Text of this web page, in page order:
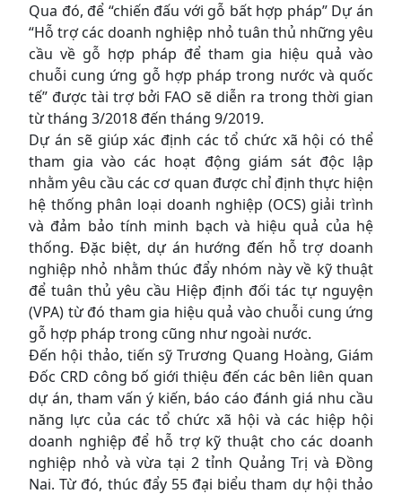
Qua đó, để “chiến đấu với gỗ bất hợp pháp” Dự án
“Hỗ trợ các doanh nghiệp nhỏ tuân thủ những yêu
cầu về gỗ hợp pháp để tham gia hiệu quả vào
chuỗi cung ứng gỗ hợp pháp trong nước và quốc
tế” được tài trợ bởi FAO sẽ diễn ra trong thời gian
từ tháng 3/2018 đến tháng 9/2019.
Dự án sẽ giúp xác định các tổ chức xã hội có thể
tham gia vào các hoạt động giám sát độc lập
nhằm yêu cầu các cơ quan được chỉ định thực hiện
hệ thống phân loại doanh nghiệp (OCS) giải trình
và đảm bảo tính minh bạch và hiệu quả của hệ
thống. Đặc biệt, dự án hướng đến hỗ trợ doanh
nghiệp nhỏ nhằm thúc đẩy nhóm này về kỹ thuật
để tuân thủ yêu cầu Hiệp định đối tác tự nguyện
(VPA) từ đó tham gia hiệu quả vào chuỗi cung ứng
gỗ hợp pháp trong cũng như ngoài nước.
Đến hội thảo, tiến sỹ Trương Quang Hoàng, Giám
Đốc CRD công bố giới thiệu đến các bên liên quan
dự án, tham vấn ý kiến, báo cáo đánh giá nhu cầu
năng lực của các tổ chức xã hội và các hiệp hội
doanh nghiệp để hỗ trợ kỹ thuật cho các doanh
nghiệp nhỏ và vừa tại 2 tỉnh Quảng Trị và Đồng
Nai. Từ đó, thúc đẩy 55 đại biểu tham dự hội thảo